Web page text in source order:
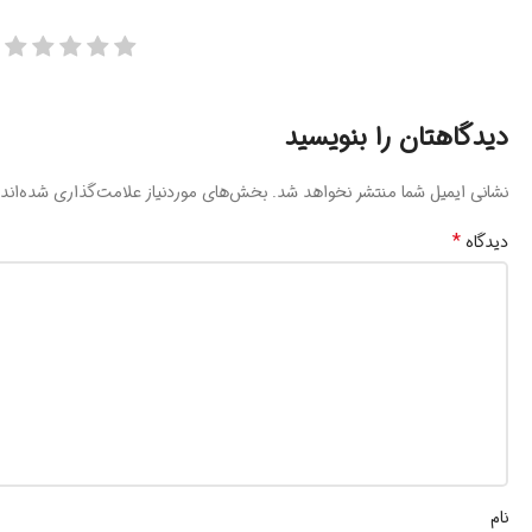
دیدگاهتان را بنویسید
نشانی ایمیل شما منتشر نخواهد شد. بخش‌های موردنیاز علامت‌گذاری
دیدگاه*
نام